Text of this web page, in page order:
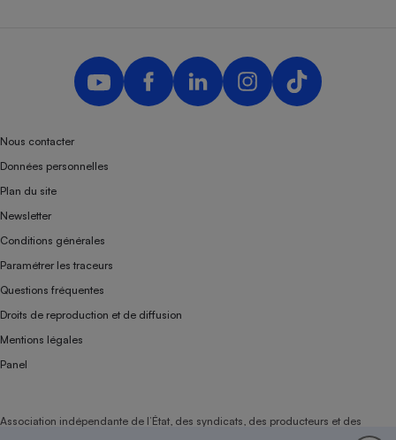
Nous contacter
Données personnelles
Plan du site
Newsletter
Conditions générales
Paramétrer les traceurs
Questions fréquentes
Droits de reproduction et de diffusion
Mentions légales
Panel
Association indépendante de l’État, des syndicats, des producteurs et des